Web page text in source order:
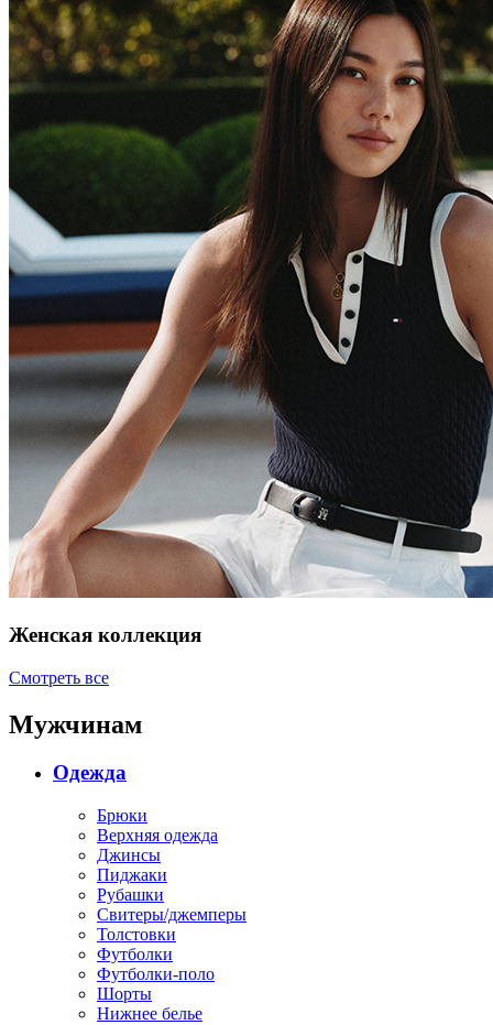
Женская коллекция
Смотреть все
Мужчинам
Одежда
Брюки
Верхняя одежда
Джинсы
Пиджаки
Рубашки
Свитеры/джемперы
Толстовки
Футболки
Футболки-поло
Шорты
Нижнее белье